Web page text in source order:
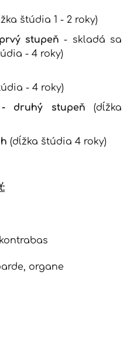
štúdia 1 - 2 roky)
stupeň - skladá sa
- 4 roky)
- 4 roky)
druhý stupeň (dĺžka
(dĺžka štúdia 4 roky)
organe